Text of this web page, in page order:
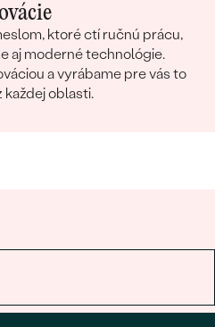
ktoré ctí ručnú prácu,
aj moderné technológie.
a vyrábame pre vás to
každej oblasti.